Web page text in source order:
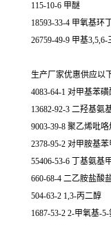
115-10-6 甲醚
18593-33-4 甲氧基环
26759-49-9 甲基
生产厂家优惠供应以
4083-64-1 对甲基苯
13682-92-3 二羟基氨
9003-39-8 聚乙烯吡咯
2378-95-2 对甲胺基
55406-53-6 丁基氨基
660-68-4 二乙胺盐酸
504-63-2 1,3-丙二醇
1687-53-2 2-甲氧基-